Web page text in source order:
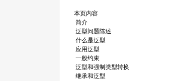
本页内容
简介
泛型问题陈述
什么是泛型
应用泛型
一般约束
泛型和强制类型转换
继承和泛型